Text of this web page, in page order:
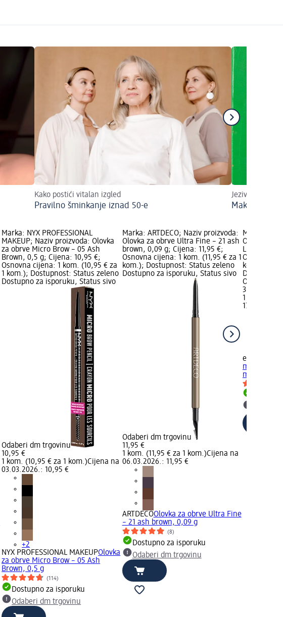
Kako postići vitalan izgled
Pravilno šminkanje iznad 50-e
Jeziva zabava
Make up
Marka: NYX PROFESSIONAL
MAKEUP; Naziv proizvoda: Olovka
za obrve Micro Brow – 05 Ash
Brown, 0,5 g; Cijena: 10,95 €;
Osnovna cijena: 1 kom. (10,95 € za
1 kom.); Dostupnost: Status zeleno
Dostupno za isporuku, Status sivo
Odaberi dm trgovinu
10,95 €
1 kom. (10,95 € za 1 kom.)Cijena na
03.03.2026.: 10,95 €
+2
NYX PROFESSIONAL MAKEUPOlovka
za obrve Micro Brow – 05 Ash
Brown, 0,5 g
(114)
Dostupno za isporuku
Odaberi dm trgovinu
Marka: ARTDECO; Naziv proizvoda:
Olovka za obrve Ultra Fine – 21 ash
brown, 0,09 g; Cijena: 11,95 €;
Osnovna cijena: 1 kom. (11,95 € za 1
kom.); Dostupnost: Status zeleno
Dostupno za isporuku, Status sivo
Odaberi dm trgovinu
11,95 €
1 kom. (11,95 € za 1 kom.)Cijena na
06.03.2026.: 11,95 €
ARTDECOOlovka za obrve Ultra Fine
– 21 ash brown, 0,09 g
(8)
Dostupno za isporuku
Odaberi dm trgovinu
Marka:
Olovka za
Light
Osnovna
kom.);
Dostupno
Odaberi
3,10 €
1 kom.
essence
ml